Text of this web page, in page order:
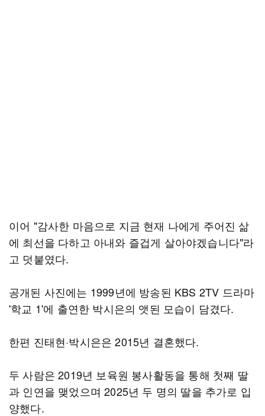
이어 "감사한 마음으로 지금 현재 나에게 주어진 삶
에 최선을 다하고 아내와 즐겁게 살아야겠습니다"라
고 덧붙였다.
공개된 사진에는 1999년에 방송된 KBS 2TV 드라마
'학교 1'에 출연한 박시은의 앳된 모습이 담겼다.
한편 진태현·박시은은 2015년 결혼했다.
두 사람은 2019년 보육원 봉사활동을 통해 첫째 딸
과 인연을 맺었으며 2025년 두 명의 딸을 추가로 입
양했다.